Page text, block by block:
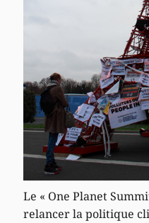
Le « One Planet
relancer la politique